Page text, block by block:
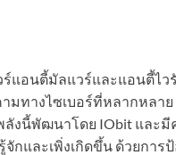
ร์แอนตี้มัลแวร์และแอนตี้ไ
ทางไซเบอร์ที่หลากหลา
งนี้พัฒนาโดย IObit และ
กและเพิ่งเกิดขึ้น ด้วยการ